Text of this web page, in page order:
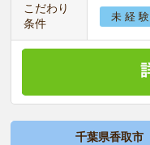
こだわり
条件
未 経 験
千葉県香取市